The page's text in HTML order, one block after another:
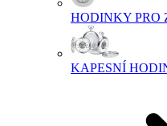
HODINKY PRO
KAPESNÍ